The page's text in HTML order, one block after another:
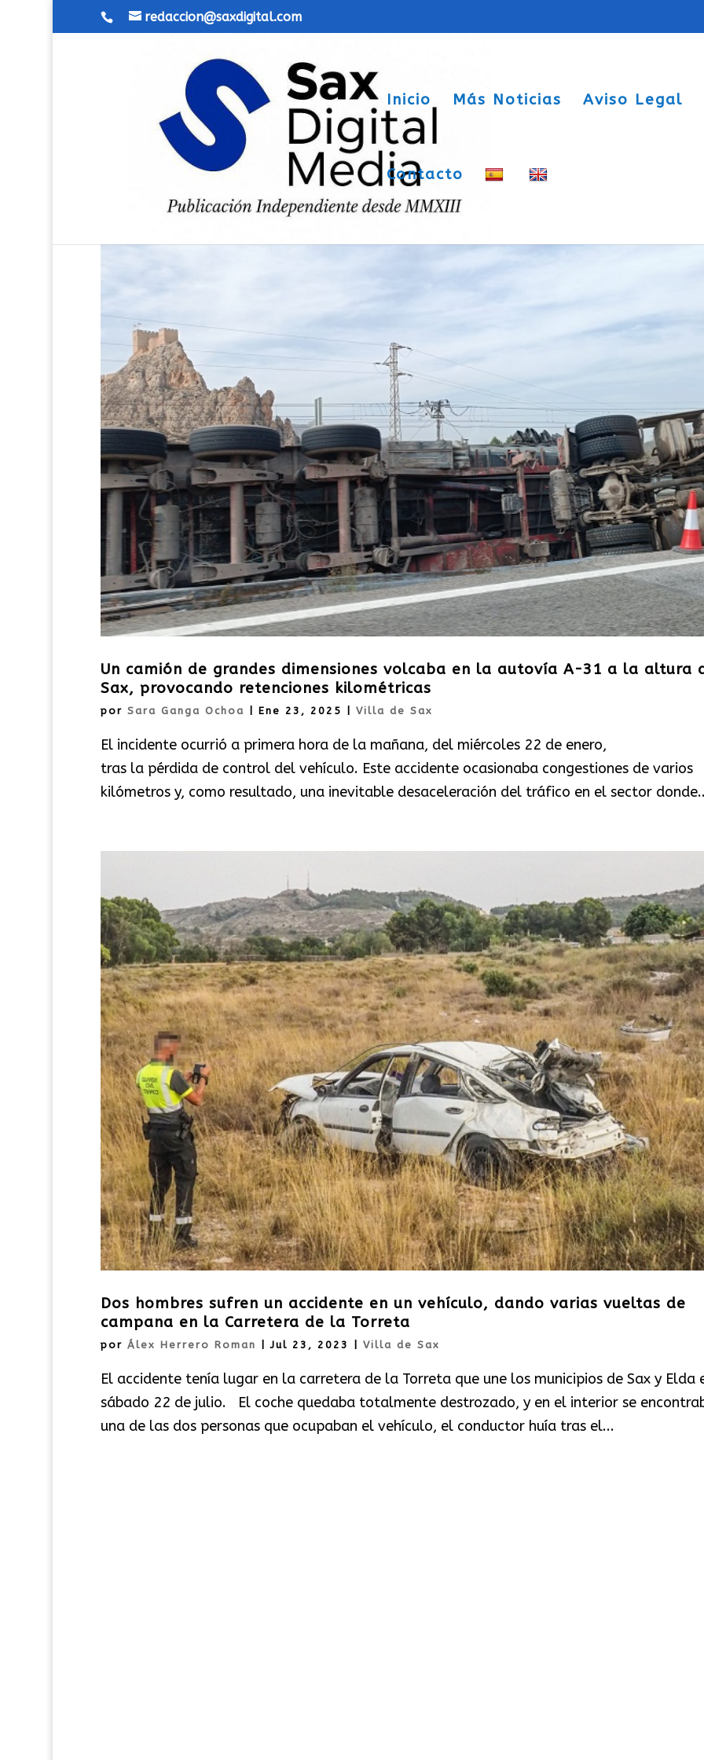
redaccion@saxdigital.com
Inicio Más Noticias Aviso Legal
Contacto
Un camión de grandes dimensiones volcaba en la autovía A-31 a la altura
Sax, provocando retenciones kilométricas
por Sara Ganga Ochoa Ene 23, 2025 Villa de Sax
El incidente ocurrió a primera hora de la mañana, del miércoles 22 de enero,
tras la pérdida de control del vehículo. Este accidente ocasionaba congestiones de varios
kilómetros y, como resultado, una inevitable desaceleración del tráfico en el sector
Dos hombres sufren un accidente en un vehículo, dando varias vueltas de
campana en la Carretera de la Torreta
por Álex Herrero Roman |Jul 23, 2023 Villa de Sax
El accidente tenía lugar en la carretera de la Torreta que une los municipios de Sax y Elda
sábado 22 de julio. El coche quedaba totalmente destrozado, y en el interior se
una de las dos personas que ocupaban el vehículo, el conductor huía tras el...